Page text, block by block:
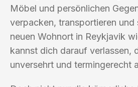
Möbel und persönlichen
verpacken, transportieren und
neuen Wohnort in Reykjavik
kannst dich darauf verlassen,
unversehrt und termingerecht